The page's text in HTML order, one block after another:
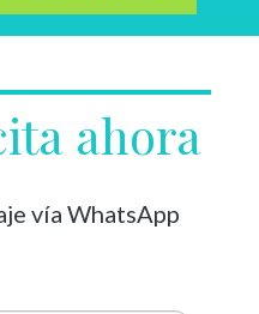
ahora
vía WhatsApp